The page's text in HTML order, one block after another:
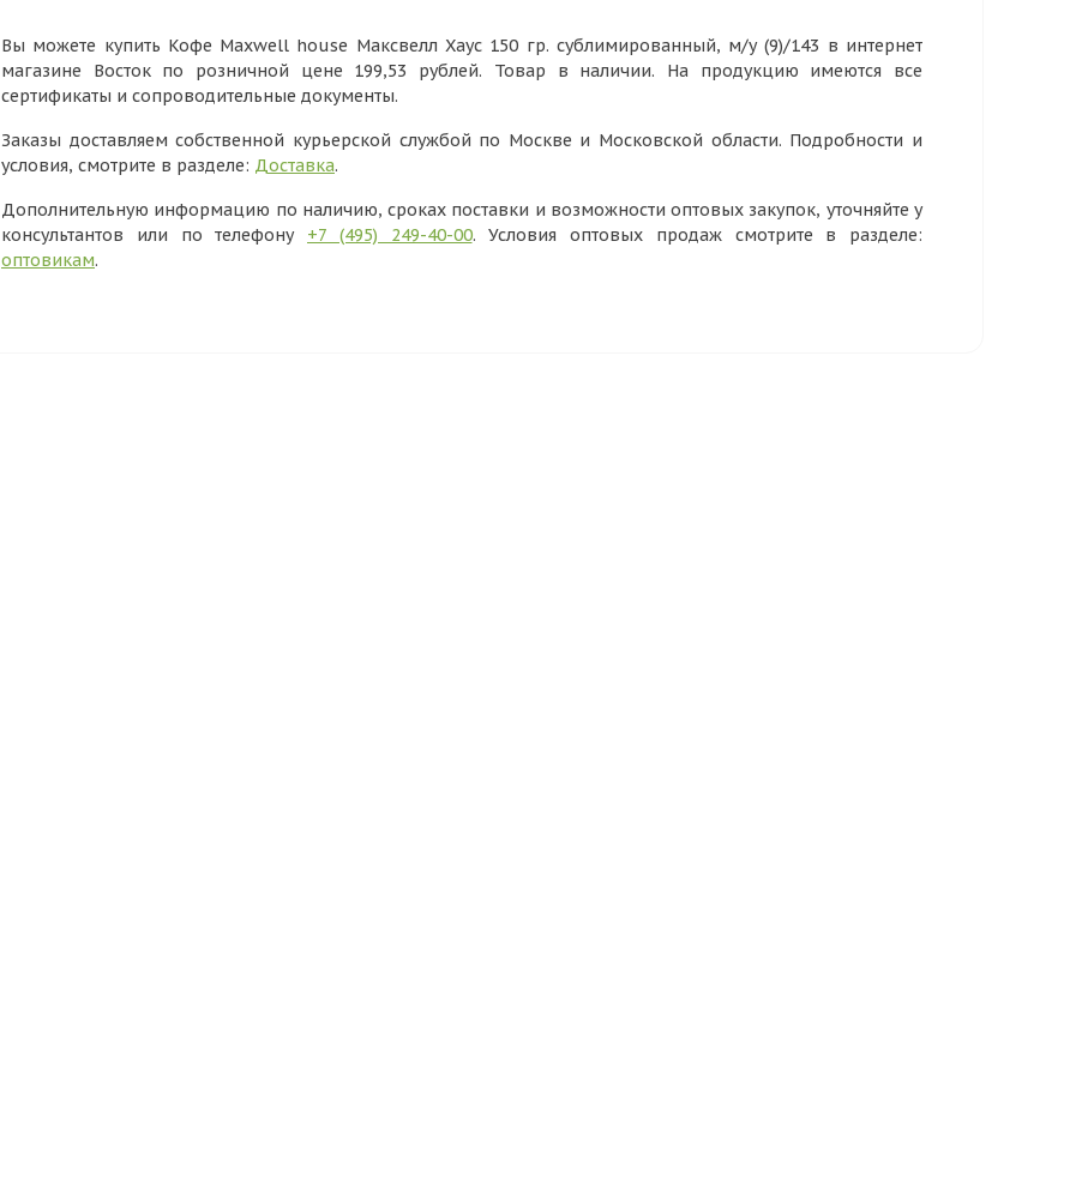
Вы можете купить Кофе Maxwell house Максвелл Хаус 150 гр. сублимированный, м/у (9)/143 в интернет
магазине Восток по розничной цене 199,53 рублей. Товар в наличии. На продукцию имеются все
сертификаты и сопроводительные документы.
Заказы доставляем собственной курьерской службой по Москве и Московской области. Подробности и
условия, смотрите в разделе: Доставка.
Дополнительную информацию по наличию, сроках поставки и возможности оптовых закупок, уточняйте у
консультантов или по телефону +7 (495) 249-40-00. Условия оптовых продаж смотрите в разделе:
оптовикам.